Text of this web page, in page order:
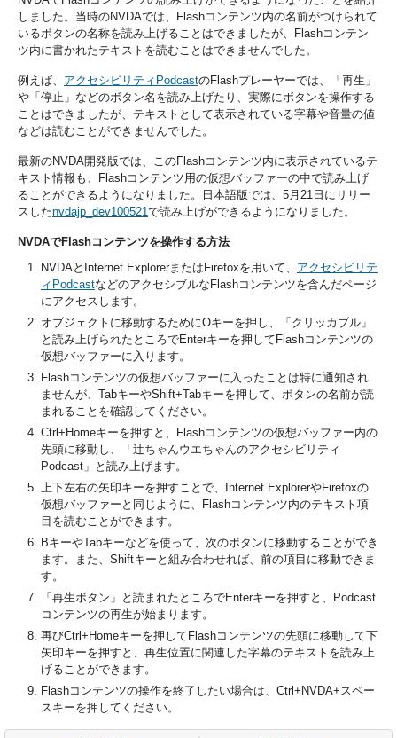
しました。当時のNVDAでは、Flashコンテンツ内の名前がつけられて
いるボタンの名称を読み上げることはできましたが、Flashコンテン
ツ内に書かれたテキストを読むことはできませんでした。
例えば、 アクセシビリティPodcastのFlashプレーヤーでは、「再生」
や「停止」などのボタン名を読み上げたり、実際にボタンを操作する
ことはできましたが、テキストとして表示されている字幕や音量の値
などは読むことができませんでした。
最新のNVDA開発版では、このFlashコンテンツ内に表示されているテ
キスト情報も、Flashコンテンツ用の仮想バッファーの中で読み上げ
ることができるようになりました。日本語版では、5月21日にリリー
スしたnvdajp_dev100521で読み上げができるようになりました。
NVDAでFlashコンテンツを操作する方法
NVDAとInternet ExplorerまたはFirefoxを用いて、 アクセシビリテ
ィPodcastなどのアクセシブルなFlashコンテンツを含んだページ
にアクセスします。
オブジェクトに移動するためにOキーを押し、「クリッカブル」
と読み上げられたところでEnterキーを押してFlashコンテンツの
仮想バッファーに入ります。
Flashコンテンツの仮想バッファーに入ったことは特に通知され
ませんが、TabキーやShift+Tabキーを押して、ボタンの名前が読
まれることを確認してください。
Ctrl+Homeキーを押すと、Flashコンテンツの仮想バッファー内の
先頭に移動し、「辻ちゃんウエちゃんのアクセシビリティ
Podcast」と読み上げます。
上下左右の矢印キーを押すことで、Internet ExplorerやFirefoxの
仮想バッファーと同じように、Flashコンテンツ内のテキスト項
目を読むことができます。
BキーやTabキーなどを使って、次のボタンに移動することができ
ます。また、Shiftキーと組み合わせれば、前の項目に移動できま
す。
「再生ボタン」と読まれたところでEnterキーを押すと、Podcast
コンテンツの再生が始まります。
再びCtrl+Homeキーを押してFlashコンテンツの先頭に移動して下
矢印キーを押すと、再生位置に関連した字幕のテキストを読み上
げることができます。
Flashコンテンツの操作を終了したい場合は、Ctrl+NVDA+スペー
スキーを押してください。